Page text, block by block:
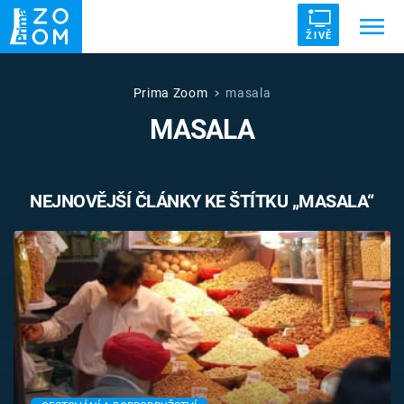
ŽIVĚ
UFO DRUHÁ SVĚTOVÁ VÁLKA
VETŘELCI DÁVNOVĚKU
Témata
Témata
Pořady
TV Program
Prima Zoom masala
MASALA
NEJNOVĚJŠÍ ČLÁNKY KE ŠTÍTKU „MASALA“